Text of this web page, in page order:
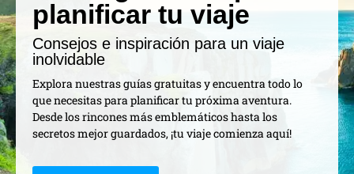
planificar tu viaje
Consejos e inspiración para un viaje
inolvidable
Explora nuestras guías gratuitas y encuentra todo lo
que necesitas para planificar tu próxima aventura.
Desde los rincones más emblemáticos hasta los
secretos mejor guardados, ¡tu viaje comienza aquí!